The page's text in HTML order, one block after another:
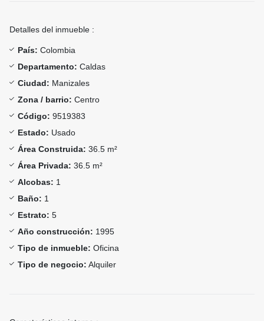
Detalles del inmueble :
País: Colombia
Departamento: Caldas
Ciudad: Manizales
Zona / barrio: Centro
Código: 9519383
Estado: Usado
Área Construida: 36.5 m²
Área Privada: 36.5 m²
Alcobas: 1
Baño: 1
Estrato: 5
Año construcción: 1995
Tipo de inmueble: Oficina
Tipo de negocio: Alquiler